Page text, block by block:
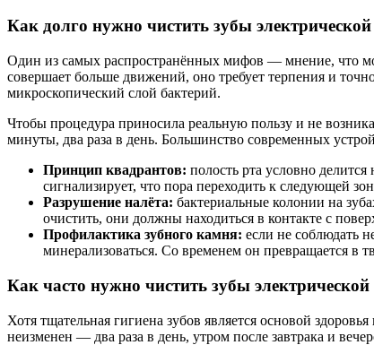
Как долго нужно чистить зубы
Один из самых распространённых мифов — мнение, что
совершает больше движений, оно требует терпения и
микроскопический слой бактерий.
Чтобы процедура приносила реальную пользу и не
минуты, два раза в день. Большинство современных
Принцип квадрантов: полость рта условно
сигнализирует, что пора переходить к следующей
Разрушение налёта: бактериальные колонии на
очистить, они должны находиться в контакте с
Профилактика зубного камня: если не соблюдать
минерализоваться. Со временем он превращается в
Как часто нужно чистить зубы
Хотя тщательная гигиена зубов является основой
неизменен — два раза в день, утром после завтрака и